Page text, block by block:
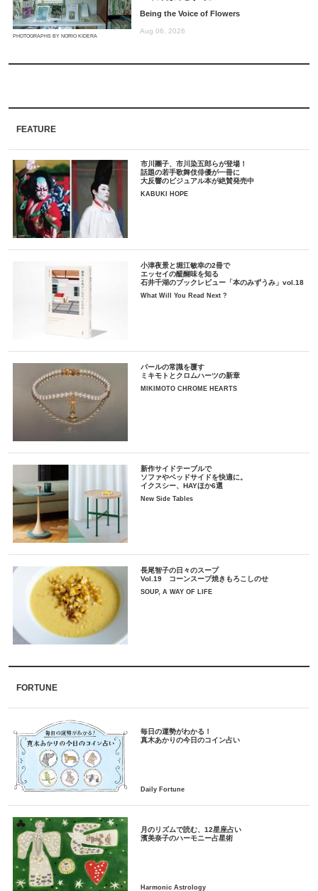
PHOTOGRAPHS BY NORIO KIDERA
Being the Voice of Flowers
Aug 06, 2026
FEATURE
市川團子、市川染五郎らが登場！
話題の若手歌舞伎俳優が一冊に
大反響のビジュアル本が絶賛発売中
KABUKI HOPE
小津夜景と堀江敏幸の2冊で
エッセイの醍醐味を知る
石井千湖のブックレビュー「本のみずうみ」vol.18
What Will You Read Next ?
パールの常識を覆す
ミキモトとクロムハーツの新章
MIKIMOTO CHROME HEARTS
新作サイドテーブルで
ソファやベッドサイドを快適に。
イクスシー、HAYほか6選
New Side Tables
長尾智子の日々のスープ
Vol.19 コーンスープ焼きもろこしのせ
SOUP, A WAY OF LIFE
FORTUNE
毎日の運勢がわかる！
月のリズムで読む、12星座占い